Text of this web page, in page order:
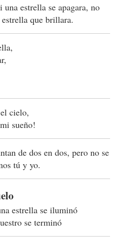
una estrella se apagara, no
que brillara.
cielo,
sueño!
de dos en dos, pero no se
tú y yo.
estrella se iluminó
se terminó